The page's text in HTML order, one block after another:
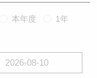
本年度 1年